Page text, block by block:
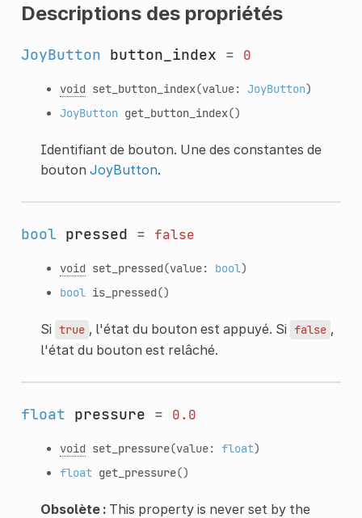
Descriptions des propriétés
JoyButton button_index = 0
void set_button_index(value: JoyButton)
JoyButton get_button_index()
Identifiant de bouton. Une des constantes de
bouton JoyButton.
bool pressed = false
void set_pressed(value: bool)
bool is_pressed()
Si true , l'état du bouton est appuyé. Si false ,
l'état du bouton est relâché.
float pressure = 0.0
void set_pressure(value: float)
float get_pressure()
Obsolète :This property is never set by the